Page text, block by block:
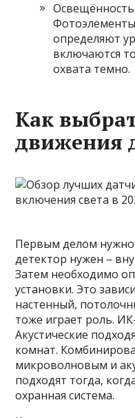
определяют
включаются
охвата темно.
Как
движения
Первым делом нужно
детектор нужен –
Затем необходимо
установки. Это
настенный,
тоже играет роль.
Акустические
комнат.
микроволновым и
подходят тогда,
охранная система.